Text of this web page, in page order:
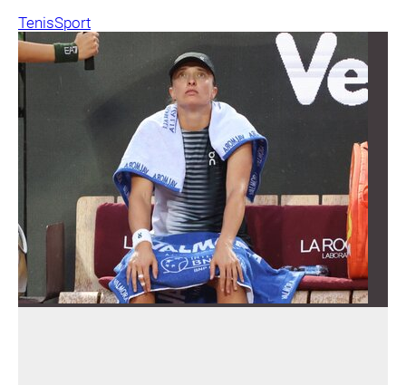
TenisSport